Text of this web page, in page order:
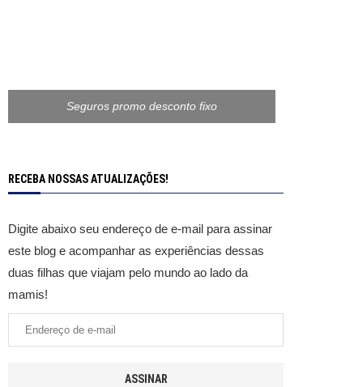
Seguros promo desconto fixo
RECEBA NOSSAS ATUALIZAÇÕES!
Digite abaixo seu endereço de e-mail para assinar
este blog e acompanhar as experiências dessas
duas filhas que viajam pelo mundo ao lado da
mamis!
ASSINAR